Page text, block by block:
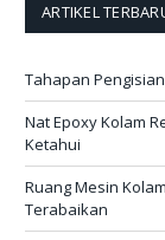
ARTIKEL
Tahapan
Nat Epoxy Kolam
Ketahui
Ruang Mesin
Terabaikan